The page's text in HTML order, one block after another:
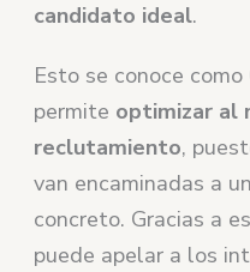
candidato ideal.
Esto se conoce
permite optimizar al
reclutamiento,
van encaminadas a
concreto. Gracias a
puede apelar a los